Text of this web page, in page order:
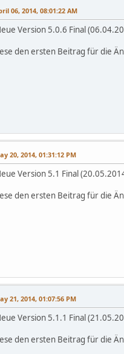
06, 2014, 08:01:22 AM
Version 5.0.6 Final
den ersten Beitrag für die
20, 2014, 01:31:12 PM
Version 5.1 Final
den ersten Beitrag für die
21, 2014, 01:07:56 PM
Version 5.1.1 Final
den ersten Beitrag für die